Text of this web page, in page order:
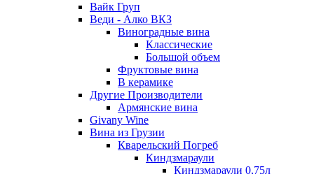
Вайк Груп
Веди - Алко ВКЗ
Виноградные вина
Классические
Большой объем
Фруктовые вина
В керамике
Другие Производители
Армянские вина
Givany Wine
Вина из Грузии
Кварельский Погреб
Киндзмараули
Киндзмараули 0,75л